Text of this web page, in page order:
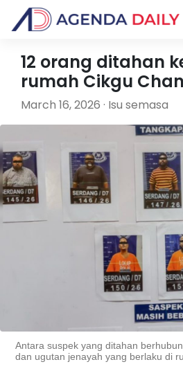
12 orang ditahan
rumah Cikgu
March 16, 2026 · Isu semasa
Antara suspek yang ditahan
dan ugutan jenayah yang berlaku di